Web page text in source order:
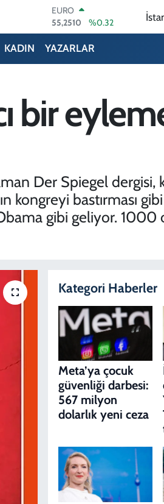
STERLİN
64,4811
%0.38
GRAM ALTIN
6660.55
%0.03
DOLAR
47,7436
%0.18
KADIN YAZARLAR
bir
Der Spiegel dergisi,
bastırması gibi
Obama gibi geliyor. 1000
Kategori Haberler
Meta’ya çocuk
güvenliği darbesi:
567 milyon
dolarlık yeni ceza